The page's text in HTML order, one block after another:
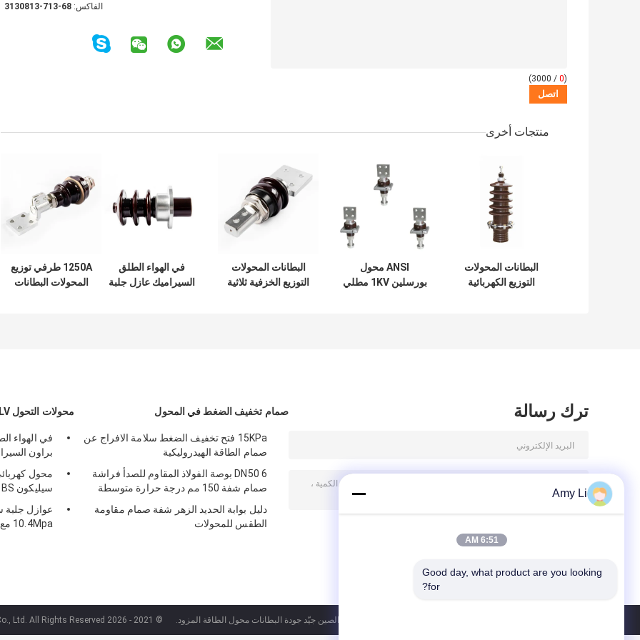
الفاكس: 86-317-3180313
(
0
/ 3000)
منتجات أخرى
البطانات المحولات
التوزيع الكهربائية
ANSI محول
بورسلين 1KV مطلي
البطانات المحولات
التوزيع الخزفية ثلاثية
في الهواء الطلق
السيراميك عازل جلبة
1250A طرفي توزيع
المحولات البطانات
محولات التحول LV
براون
سيليكون 250A BS قياسي
10.4Mpa مع تركيبات
صمام تخفيف الضغط في المحول
15KPa فتح تخفيف الضغط سلامة الافراج عن
صمام الطاقة الهيدروليكية
DN50 6 بوصة الفولاذ المقاوم للصدأ فراشة
صمام شفة 150 مم درجة حرارة متوسطة
دليل بوابة الحديد الزهر شفة صمام مقاومة
الطقس للمحولات
ترك رسالة
| الصين جيّد جودة البطانات محول الطاقة المزود. © 2021 - 2026 Hebei Yachen Electric Co., Ltd. All Rights Reserved.
Amy Li
6:51 AM
Good day, what product are you looking
for?